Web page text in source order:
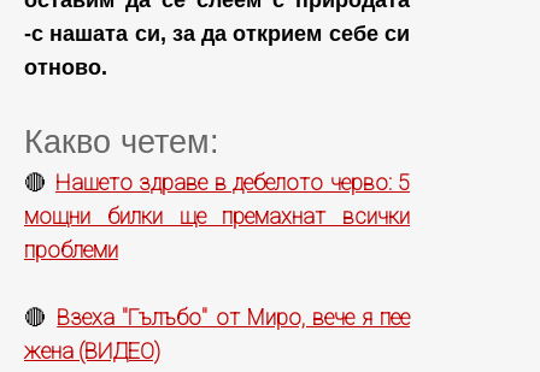
-с нашата си, за да открием себе си
отново.
Какво четем:
🔴 Нашето здраве в дебелото черво: 5
мощни билки ще премахнат всички
проблеми
🔴 Взеха "Гълъбо" от Миро, вече я пее
жена (ВИДЕО)